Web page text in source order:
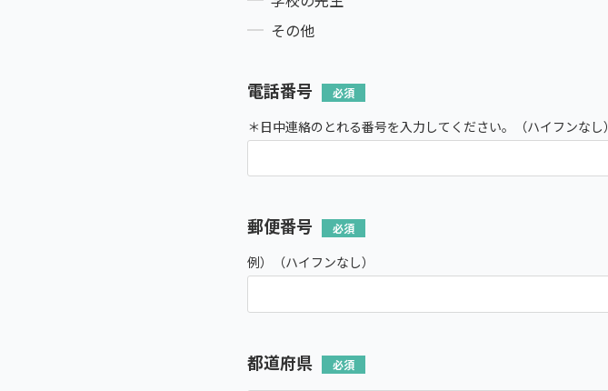
その他
電話番号
＊日中連絡のとれる番号を入力してください。（ハイフンなし）
郵便番号
例）（ハイフンなし）
都道府県